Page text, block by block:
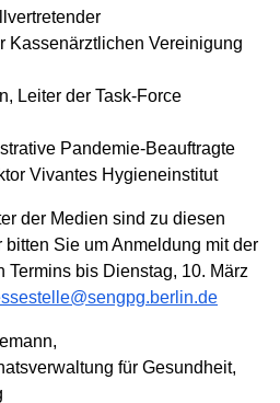
Kassenärztlichen Vereinigung
Leiter der Task-Force
Pandemie-Beauftragte
Vivantes Hygieneinstitut
der Medien sind zu diesen
Sie um Anmeldung mit der
bis Dienstag, 10. März
für Gesundheit,